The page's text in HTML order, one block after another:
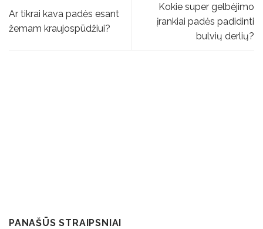
Ar tikrai kava padės esant
žemam kraujospūdžiui?
Kokie super gelbėjimo
įrankiai padės padidinti
bulvių derlių?
PANAŠŪS STRAIPSNIAI